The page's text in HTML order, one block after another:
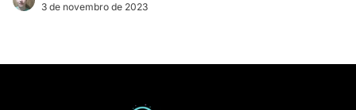
3 de novembro de 2023